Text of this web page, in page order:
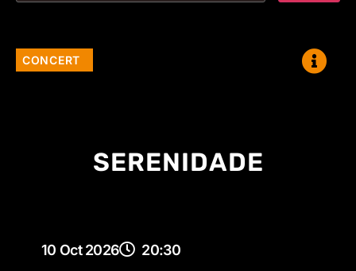
CONCERT
SERENIDADE
10 Oct 2026 20:30